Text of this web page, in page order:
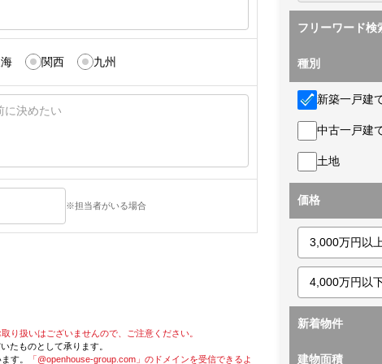
関西 九州
※担当者がいる場合
り扱いはございませんので、ご注意ください。
たものとして承ります。
す。
「@openhouse-group.com」のドメインを受信できるよ
フリーワード検
種別
新築一戸建
中古一戸建
土地
価格
新着物件
建物面積